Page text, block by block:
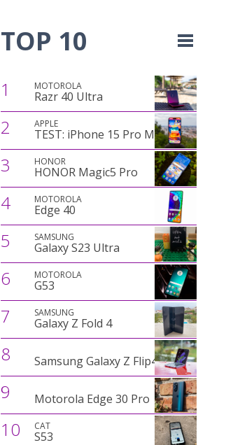
TOP 10
1 MOTOROLA
Razr 40 Ultra
2 APPLE
TEST: iPhone 15 Pro Max
3 HONOR
HONOR Magic5 Pro
4 MOTOROLA
Edge 40
5 SAMSUNG
Galaxy S23 Ultra
6 MOTOROLA
G53
7 SAMSUNG
Galaxy Z Fold 4
8 Samsung Galaxy Z Flip4
9 Motorola Edge 30 Pro
10 CAT
S53